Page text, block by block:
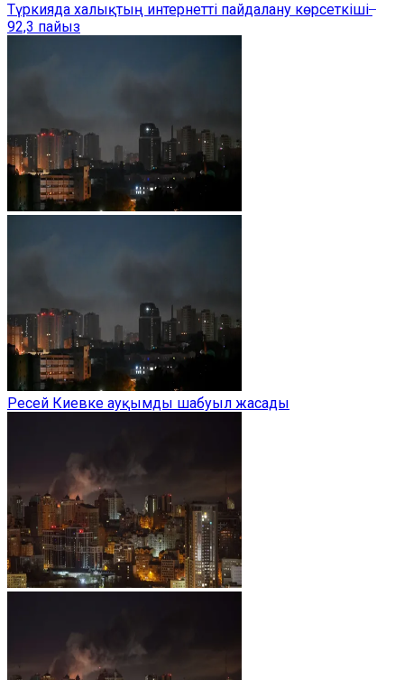
Түркияда халықтың интернетті пайдалану көрсеткіші ̶
92,3 пайыз
Ресей Киевке ауқымды шабуыл жасады